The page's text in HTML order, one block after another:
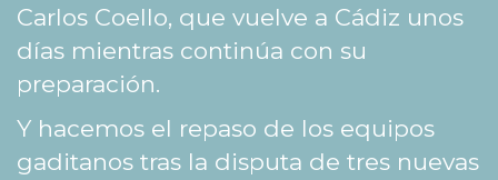
Carlos Coello, que vuelve a Cádiz unos
días mientras continúa con su
preparación.
Y hacemos el repaso de los equipos
gaditanos tras la disputa de tres nuevas